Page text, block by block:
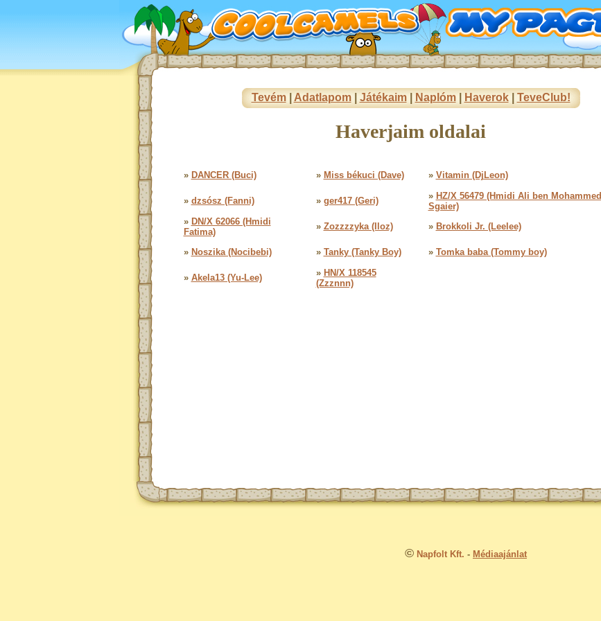
Tevém| Adatlapom| Játékaim| Naplóm| Haverok| TeveClub!
Haverjaim oldalai
» DANCER (Buci) » Miss békuci (Dave) » Vitamin (DjLeon)
» dzsósz (Fanni) » ger417 (Geri) » HZ/X 56479 (Hmidi Ali ben Mohammed
Sgaier)
» DN/X 62066 (Hmidi
Fatima)
» Zozzzzyka (Iloz) » Brokkoli Jr. (Leelee)
» Noszika (Nocibebi) » Tanky (Tanky Boy) » Tomka baba (Tommy boy)
» Akela13 (Yu-Lee) » HN/X 118545
(Zzznnn)
© Napfolt Kft. - Médiaajánlat